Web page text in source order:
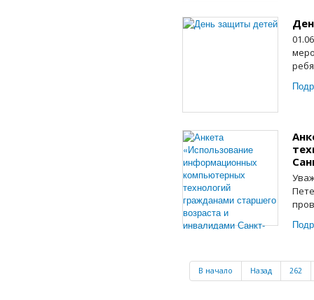
В начало Назад 262